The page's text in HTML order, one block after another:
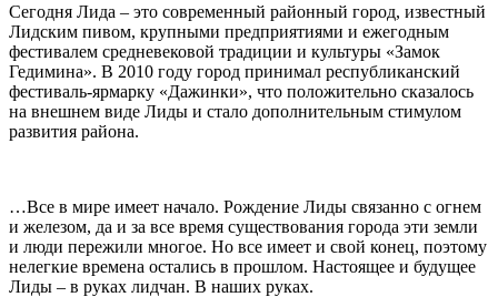
Сегодня Лида – это современный районный город, известный
Лидским пивом, крупными предприятиями и ежегодным
фестивалем средневековой традиции и культуры «Замок
Гедимина». В 2010 году город принимал республиканский
фестиваль-ярмарку «Дажинки», что положительно сказалось
на внешнем виде Лиды и стало дополнительным стимулом
развития района.
…Все в мире имеет начало. Рождение Лиды связанно с огнем
и железом, да и за все время существования города эти земли
и люди пережили многое. Но все имеет и свой конец, поэтому
нелегкие времена остались в прошлом. Настоящее и будущее
Лиды – в руках лидчан. В наших руках.